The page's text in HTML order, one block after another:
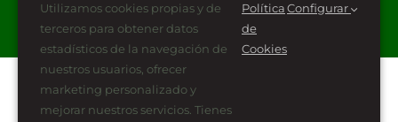
Utilizamos cookies propias y de
terceros para obtener datos
estadísticos de la navegación de
nuestros usuarios, ofrecer
marketing personalizado y
mejorar nuestros servicios. Tienes
Política
de
Cookies
Configurar